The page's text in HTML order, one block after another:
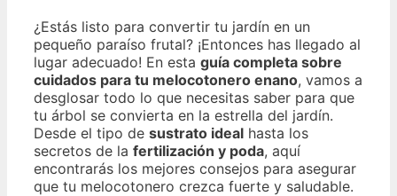
¿Estás listo para convertir tu jardín en un
pequeño paraíso frutal? ¡Entonces has llegado al
lugar adecuado! En esta guía completa sobre
cuidados para tu melocotonero enano, vamos a
desglosar todo lo que necesitas saber para que
tu árbol se convierta en la estrella del jardín.
Desde el tipo de sustrato ideal hasta los
secretos de la fertilización y poda, aquí
encontrarás los mejores consejos para asegurar
que tu melocotonero crezca fuerte y saludable.